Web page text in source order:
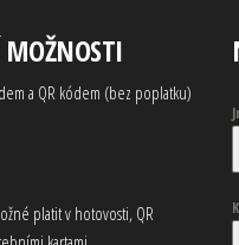
a QR kódem (bez poplatku)
platit v hotovosti, QR